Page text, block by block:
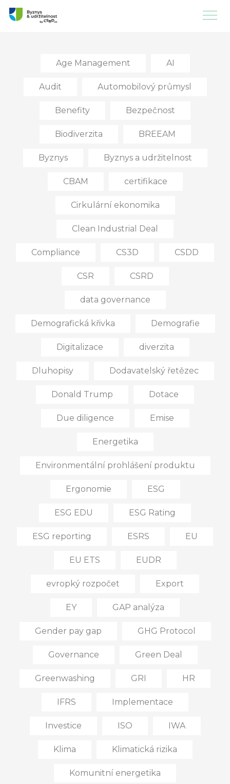
Age Management AI
Audit Automobilový průmysl
Benefity Bezpečnost
Biodiverzita BREEAM
Byznys Byznys a udržitelnost
CBAM certifikace
Cirkulární ekonomika
Clean Industrial Deal
Compliance CS3D CSDD
CSR CSRD
data governance
Demografická křivka Demografie
Digitalizace diverzita
Dluhopisy Dodavatelský řetězec
Donald Trump Dotace
Due diligence Emise
Energetika
Environmentální prohlášení produktu
Ergonomie ESG
ESG EDU ESG Rating
ESG reporting ESRS EU
EU ETS EUDR
evropký rozpočet Export
EY GAP analýza
Gender pay gap GHG Protocol
Governance Green Deal
Greenwashing GRI HR
IFRS Implementace
Investice ISO IWA
Klima Klimatická rizika
Komunitní energetika